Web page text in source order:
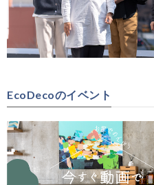
EcoDecoのイベント